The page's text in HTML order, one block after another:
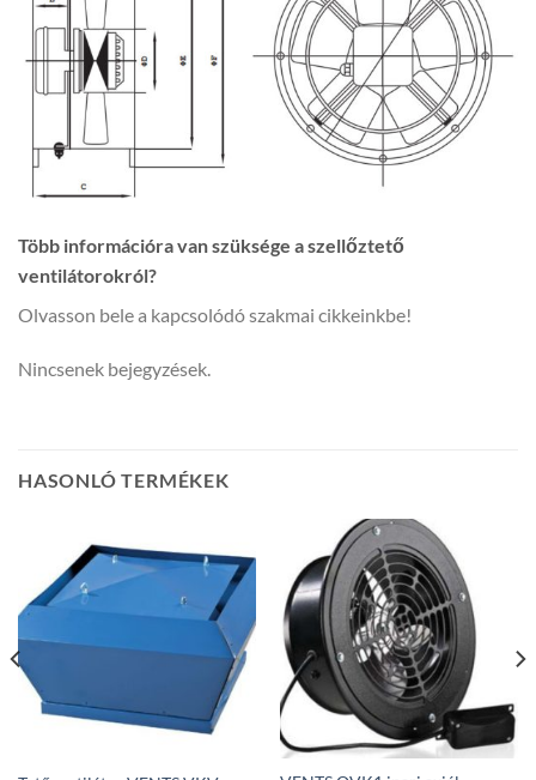
Több információra van szüksége a szellőztető
ventilátorokról?
Olvasson bele a kapcsolódó szakmai cikkeinkbe!
Nincsenek bejegyzések.
HASONLÓ TERMÉKEK